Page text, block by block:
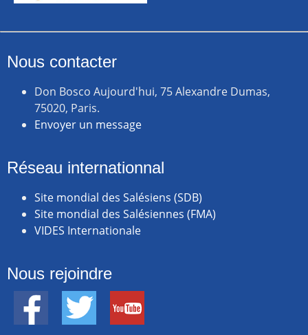
Nous contacter
Don Bosco Aujourd'hui, 75 Alexandre Dumas,
75020, Paris.
Envoyer un message
Réseau internationnal
Site mondial des Salésiens (SDB)
Site mondial des Salésiennes (FMA)
VIDES Internationale
Nous rejoindre